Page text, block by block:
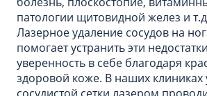
патологии щитовидной желез и
Лазерное удаление сосудов на
помогает устранить эти
уверенность в себе благодаря
здоровой коже. В наших клиниках